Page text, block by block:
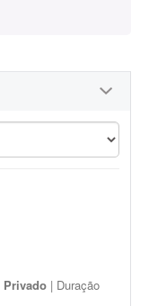
Privado | Duração